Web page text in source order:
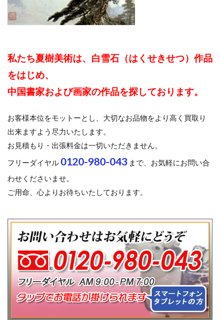
私たち夏樹美術は、白雪石（はくせきせつ）作品
をはじめ、
中国書家および画家の作品を探しております。
お客様本位をモットーとし、大切なお品物をより高く買取り
出来ますよう尽力いたします。
お見積もり・出張料金は一切いただきません。
フリーダイヤル 0120-980-043 まで、お気軽にお問い合
わせくださいませ。
ご用命、心よりお待ちいたしております。